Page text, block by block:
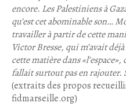
encore. Les Palestiniens à
qu’est cet abominable son…
travailler à partir de cette
Victor Bresse, qui m’avait
cette matière dans
fallait surtout pas en rajouter.
(extraits des propos
fidmarseille.org)